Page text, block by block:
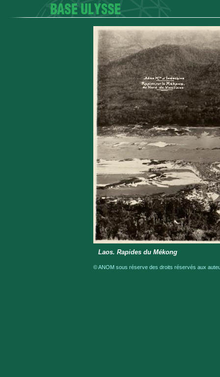
Laos. Rapides du Mékong
© ANOM sous réserve des droits réservés aux